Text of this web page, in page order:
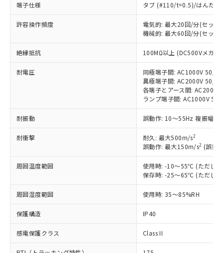
端子仕様 タブ (#110/t=0.5)/はんだづ
許容操作頻度
電気的: 最大20回/分(セット
機械的: 最大60回/分(セット
絶縁抵抗 100MΩ以上 (DC500Vメガ)
耐電圧
同極端子間: AC1000V 50/
異極端子間: AC2000V 50/
各端子とアース間:
ランプ端子間: AC1000V
耐振動 誤動作: 10～55Hz 複振幅
耐衝撃 耐久: 最大500m/s2
誤動作: 最大150m/s2 (誤動
周囲温度範囲
使用時: -10～55℃ (ただし
保存時: -25～65℃ (ただし
周囲湿度範囲 使用時: 35～85%RH
保護構造 IP40
感電保護クラス Class II
以下の条件をお読みいただき、同意のうえ
本サービスは、当社制御機器事業取扱
商品の当社在庫状況および標準価格
(税抜)を提供させていただくもので
当社制御機器事業取扱商品の中には、
本サービスの対象外となる商品もある
在庫状況および標準価格照会結果は、
記載している更新日時点での社内デー
タに基づき作成されるものであり、閲
覧された時点での実際の在庫および標
準価格とは異なる場合があることをご
※1 対応状況
対応済み：EU RoHS指令（10物質）の
非含有に対応した製品が提供可能な商品で
す。
対応予定：EU RoHS指令（10物質）の非含
有に対応した製品に切り替える予定のある
対応予定なし：EU RoHS指令（10物質）の
非含有に非対応の商品で、対応品を出す予
調査・確認中：EU RoHS指令（10物質）の
非含有の対応状況を調査中または確認中の
害物質有無と関係のない商品です。
仕入先様の事情により、非含有部品として
いたものが、含有品と判明した場合などや
むを得ず変更することがあります。
*EU RoHS指令（10物質）：
鉛(Pb) 1000ppm以下、 水銀(Hg) 1000ppm以下、 カド
ミウム(Cd) 100ppm以下、
六価クロム(Cr(Ⅵ)) 1000ppm以下、ポリ臭化ビフェニル
類(PBB) 1000ppm以下、ポリ臭化ジフェニルエーテル類
「○」：最大均質材料含有率が中国RoHSの
基準値以下であることを示します。
「×」：最大均質材料含有率が中国RoHSの
基準値を超えていることを示します。
「－」：未確認です。当社販売部門へお問
*中国RoHS10物質の基準値 (GB/T26572)：
Pb(鉛) :1000ppm、 Hg(水銀) : 1000ppm、 Cd(カドミウ
当社は、これら貴社製品のうち、外国
為替および外国貿易法に定める商品
（以下｢規制貨物等」という）を輸出
または国外への提供する場合は、日本
国政府の輸出許可(または役務取引許
可)を取得するなどの必要な手続きを
とります。
号